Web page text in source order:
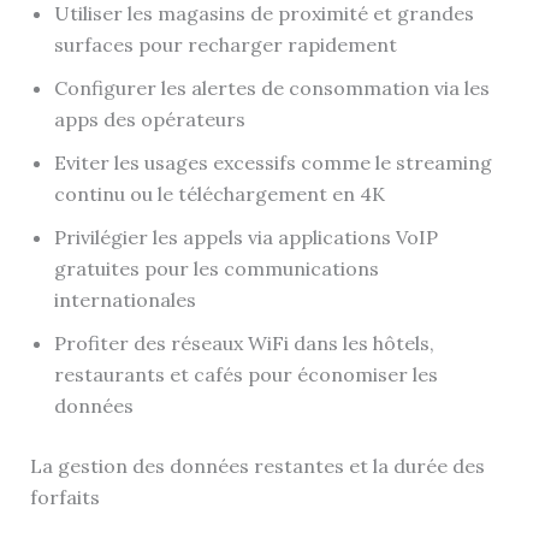
Utiliser les magasins de proximité et grandes
surfaces pour recharger rapidement
Configurer les alertes de consommation via les
apps des opérateurs
Eviter les usages excessifs comme le streaming
continu ou le téléchargement en 4K
Privilégier les appels via applications VoIP
gratuites pour les communications
internationales
Profiter des réseaux WiFi dans les hôtels,
restaurants et cafés pour économiser les
données
La gestion des données restantes et la durée des
forfaits